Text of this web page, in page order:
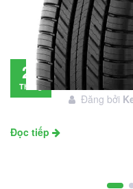
28
Tháng
Đánh giá
đầu tư
Đăng bởi
Đọc tiếp